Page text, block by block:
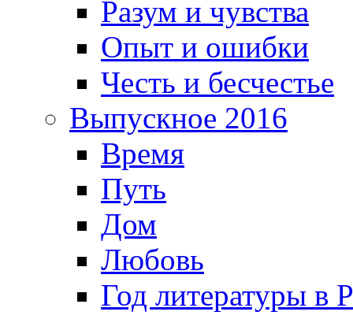
Разум и чувства
Опыт и ошибки
Честь и бесчестье
Выпускное 2016
Время
Путь
Дом
Любовь
Год литературы в